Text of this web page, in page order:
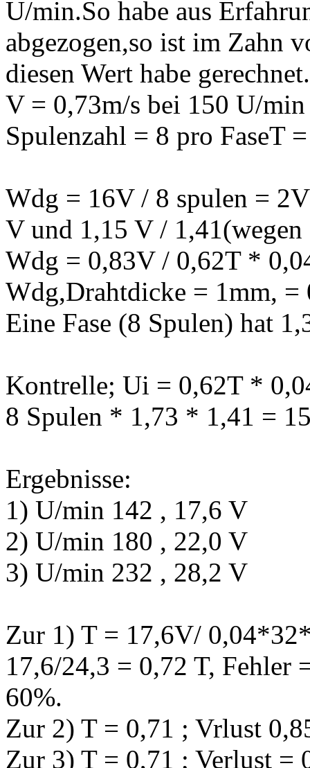
U/min.So habe aus
abgezogen,so ist im Zahn
diesen Wert habe gerechnet.
V = 0,73m/s bei 150 U/min
Spulenzahl = 8 pro FaseT
Wdg = 16V / 8 spulen =
V und 1,15 V /
Wdg = 0,83V / 0,62T *
Wdg,Drahtdicke = 1mm, =
Eine Fase (8 Spulen) hat
Kontrelle; Ui = 0,62T *
8 Spulen * 1,73 * 1,41 =
Ergebnisse:
1) U/min 142 , 17,6 V
2) U/min 180 , 22,0 V
3) U/min 232 , 28,2 V
Zur 1) T = 17,6V/
17,6/24,3 = 0,72 T, Fehler
60%.
Zur 2) T = 0,71 ; Vrlust
Zur 3) T = 0,71 ; Verlust =